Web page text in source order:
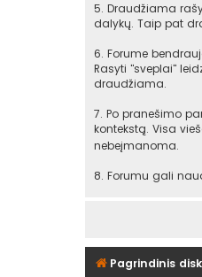
5. Draudžiama
dalykų. Taip pat
6. Forume
Rasyti "sveplai"
draudžiama.
7. Po pranešimo
kontekstą. Visa
nebeįmanoma.
8. Forumu gali
Pagrindinis